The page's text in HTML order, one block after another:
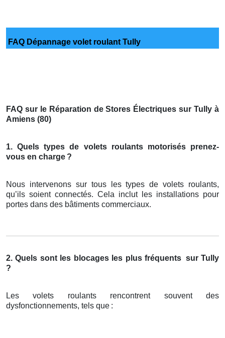
FAQ Dépannage volet roulant Tully
FAQ sur le Réparation de Stores Électriques sur Tully à
Amiens (80)
1. Quels types de volets roulants motorisés prenez-
vous en charge ?
Nous intervenons sur tous les types de volets roulants,
qu’ils soient connectés. Cela inclut les installations pour
portes dans des bâtiments commerciaux.
2. Quels sont les blocages les plus fréquents sur Tully
?
Les volets roulants rencontrent souvent des
dysfonctionnements, tels que :